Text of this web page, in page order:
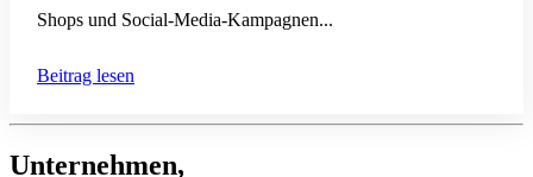
Shops und Social-Media-Kampagnen...
Beitrag lesen
Unternehmen,